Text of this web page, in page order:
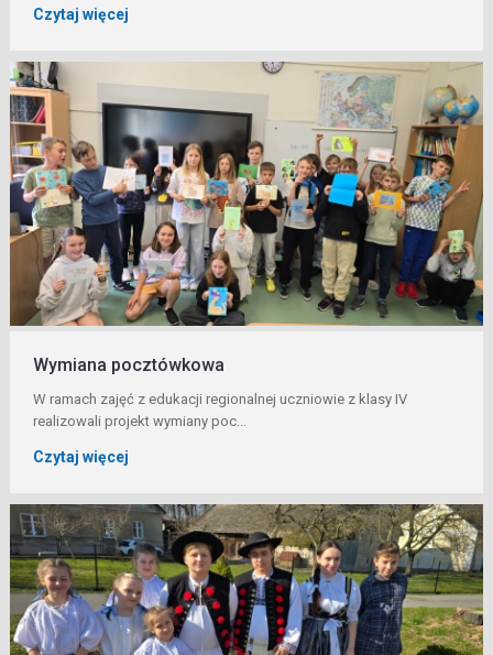
Czytaj więcej
Wymiana pocztówkowa
W ramach zajęć z edukacji regionalnej uczniowie z klasy IV
realizowali projekt wymiany poc...
Czytaj więcej